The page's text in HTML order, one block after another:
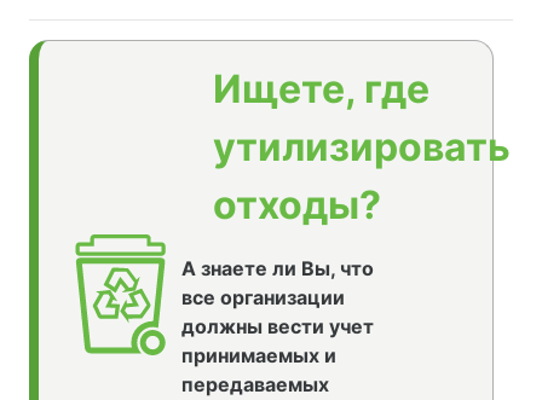
Ищете, где
утилизировать
отходы?
А знаете ли Вы, что
все организации
должны вести учет
принимаемых и
передаваемых